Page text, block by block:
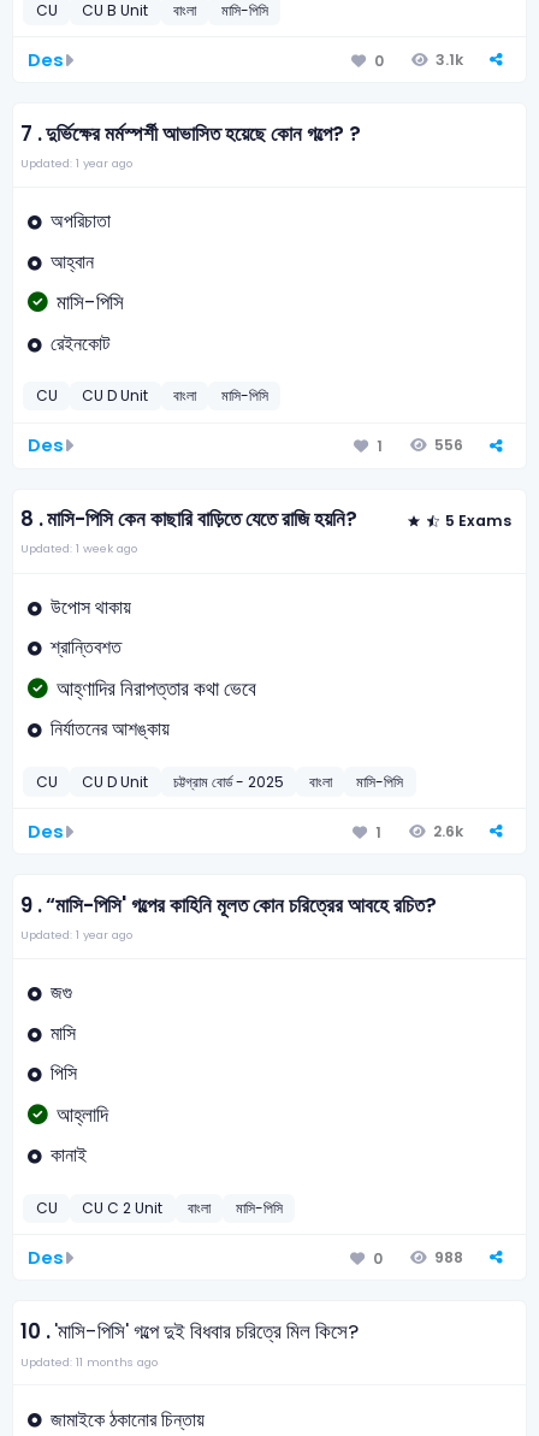
CU CU B Unit বাংলা মাসি-পিসি
Des 0 3.1k
7 .দুর্ভিক্ষের মর্মস্পর্শী আভাসিত হয়েছে কোন গল্পে? ?
Updated: 1 year ago
অপরিচাতা
আহ্বান
মাসি-পিসি
রেইনকোট
CU CU D Unit বাংলা মাসি-পিসি
Des 1 556
8 .মাসি-পিসি কেন কাছারি বাড়িতে যেতে রাজি হয়নি? 5 Exams
Updated: 1 week ago
উপোস থাকায়
শ্রান্তিবশত
আহ্ণাদির নিরাপত্তার কথা ভেবে
নির্যাতনের আশঙ্কায়
CU CU D Unit চট্টগ্রাম বোর্ড - 2025 বাংলা মাসি-পিসি
Des 1 2.6k
9 .“মাসি-পিসি' গল্পের কাহিনি মূলত কোন চরিত্রের আবহে রচিত?
Updated: 1 year ago
জগু
মাসি
পিসি
আহ্লাদি
কানাই
CU CU C 2 Unit বাংলা মাসি-পিসি
Des 0 988
10 .'মাসি-পিসি' গল্পে দুই বিধবার চরিত্রে মিল কিসে?
Updated: 11 months ago
জামাইকে ঠকানোর চিন্তায়